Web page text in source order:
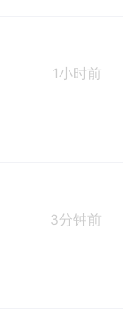
1小时前
3分钟前